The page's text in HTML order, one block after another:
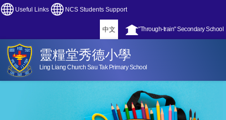
Useful Links NCS Students Support
"Through-train" Secondary School
中文
靈糧堂秀德小學
Ling Liang Church Sau Tak Primary School